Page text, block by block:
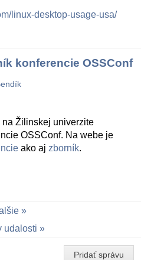
linux-desktop-usage-usa/
konferencie OSSConf
Žilinskej univerzite
OSSConf. Na webe je
ako aj zborník.
udalosti
Pridať správu